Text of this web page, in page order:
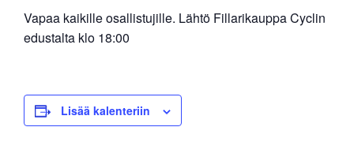
Vapaa kaikille osallistujille. Lähtö Fillarikauppa Cyclin
edustalta klo 18:00
Lisää kalenteriin